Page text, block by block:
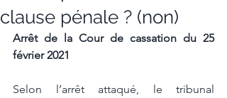
clause pénale ? (non)
Arrêt de la Cour de cassation du 25
février 2021
Selon l’arrêt attaqué, le tribunal